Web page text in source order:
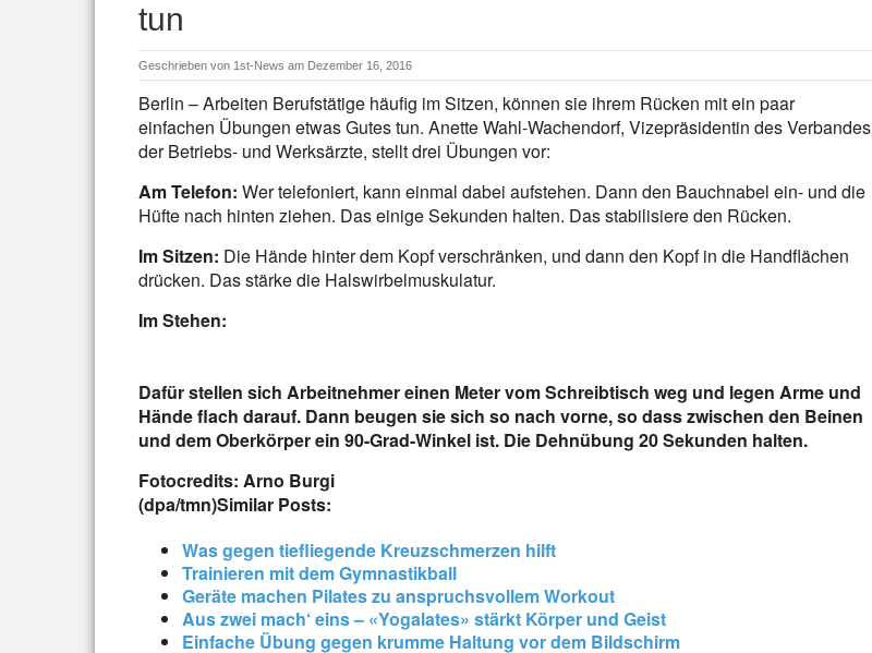
tun
Geschrieben von 1st-News am Dezember 16, 2016
Berlin – Arbeiten Berufstätige häufig im Sitzen, können sie ihrem Rücken mit ein paar
einfachen Übungen etwas Gutes tun. Anette Wahl-Wachendorf, Vizepräsidentin des Verbandes
der Betriebs- und Werksärzte, stellt drei Übungen vor:
Am Telefon: Wer telefoniert, kann einmal dabei aufstehen. Dann den Bauchnabel ein- und die
Hüfte nach hinten ziehen. Das einige Sekunden halten. Das stabilisiere den Rücken.
Im Sitzen: Die Hände hinter dem Kopf verschränken, und dann den Kopf in die Handflächen
drücken. Das stärke die Halswirbelmuskulatur.
Im Stehen:
Dafür stellen sich Arbeitnehmer einen Meter vom Schreibtisch weg und legen Arme und
Hände flach darauf. Dann beugen sie sich so nach vorne, so dass zwischen den Beinen
und dem Oberkörper ein 90-Grad-Winkel ist. Die Dehnübung 20 Sekunden halten.
Fotocredits: Arno Burgi
(dpa/tmn)Similar Posts:
Was gegen tiefliegende Kreuzschmerzen hilft
Trainieren mit dem Gymnastikball
Geräte machen Pilates zu anspruchsvollem Workout
Aus zwei mach‘ eins – «Yogalates» stärkt Körper und Geist
Einfache Übung gegen krumme Haltung vor dem Bildschirm